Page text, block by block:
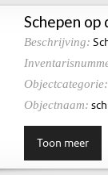
Schepen
Beschrijving:
Objectcategorie:
Objectnaam:
Toon meer